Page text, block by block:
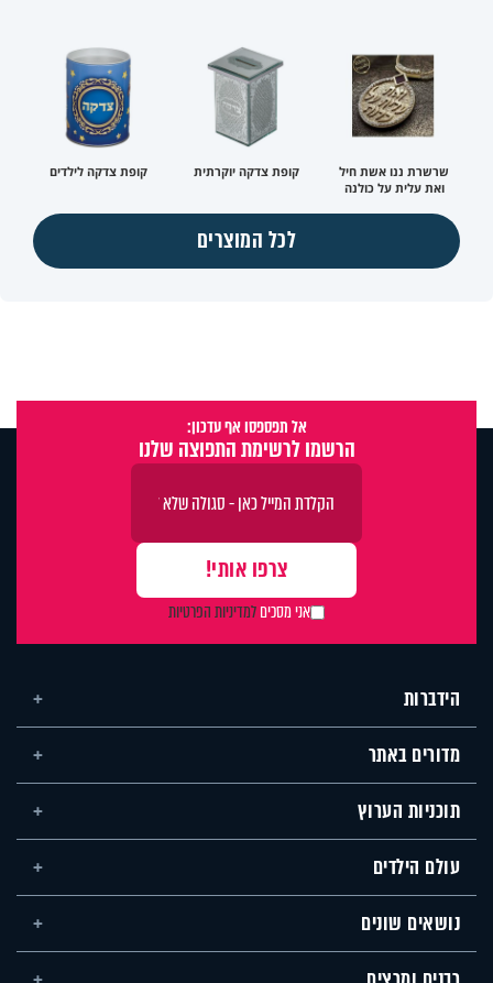
שרשרת ננו אשת חיל
ואת עלית על כולנה
קופת צדקה יוקרתית קופת צדקה לילדים
לכל המוצרים
אל תפספסו אף עדכון:
הרשמו לרשימת התפוצה שלנו
אני מסכיםלמדיניות הפרטיות
הידברות
מדורים באתר
תוכניות הערוץ
עולם הילדים
נושאים שונים